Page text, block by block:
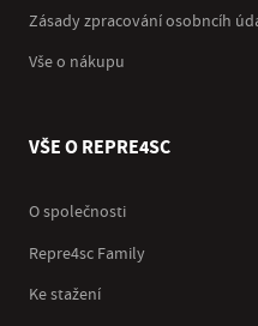
Zásady zpracování osobncíh
Vše o nákupu
VŠE O REPRE4SC
O společnosti
Repre4sc Family
Ke stažení